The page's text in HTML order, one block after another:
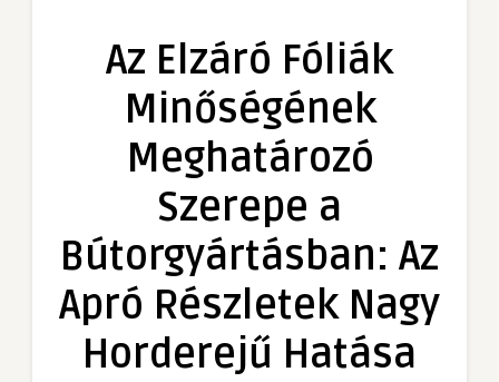
Minőségének
Bútorgyártásban:
Részletek
Nagy
Hatása
Az Elzáró Fóliák
Minőségének
Meghatározó
Szerepe a
Bútorgyártásban: Az
Apró Részletek Nagy
Horderejű Hatása